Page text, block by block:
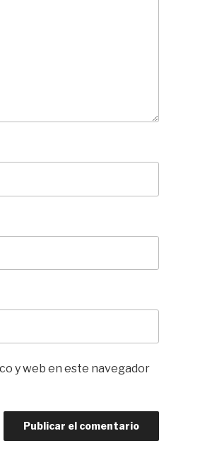
y web en este navegador